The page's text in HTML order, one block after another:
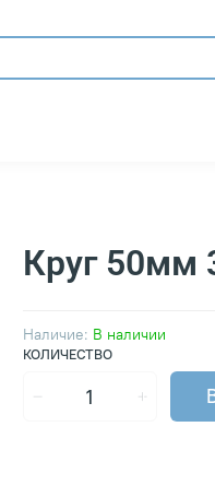
Наличие: В наличии
Круг 50мм
КОЛИЧЕСТВО